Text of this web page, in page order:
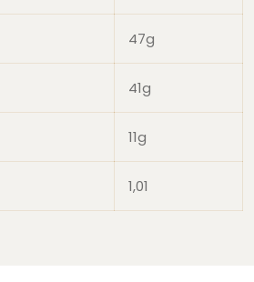
47g
41g
11g
1,01